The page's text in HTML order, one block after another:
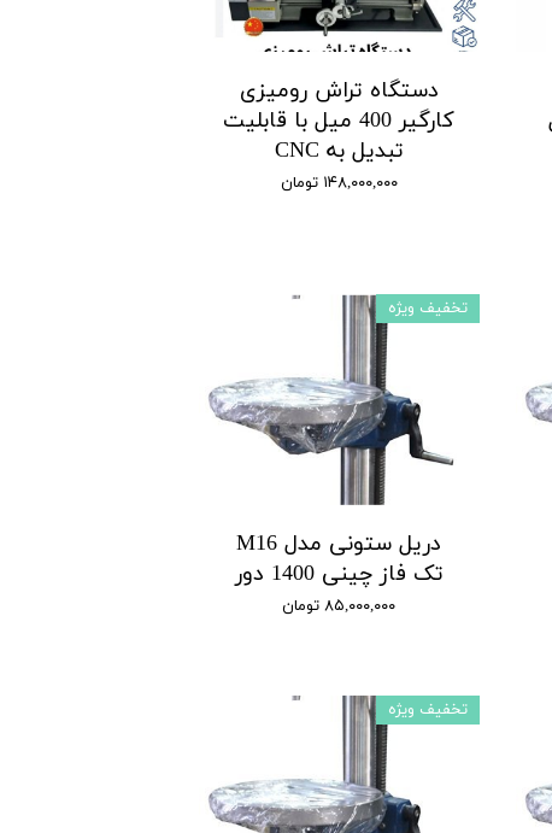
دستگاه تراش رومیزی
کارگیر 400 میل با قابلیت
تبدیل به CNC
۱۴۸,۰۰۰,۰۰۰ تومان
دریل ستونی مدل M16
تک فاز چینی 1400 دور
۸۵,۰۰۰,۰۰۰ تومان
تخفیف ویژه
تخفیف ویژه